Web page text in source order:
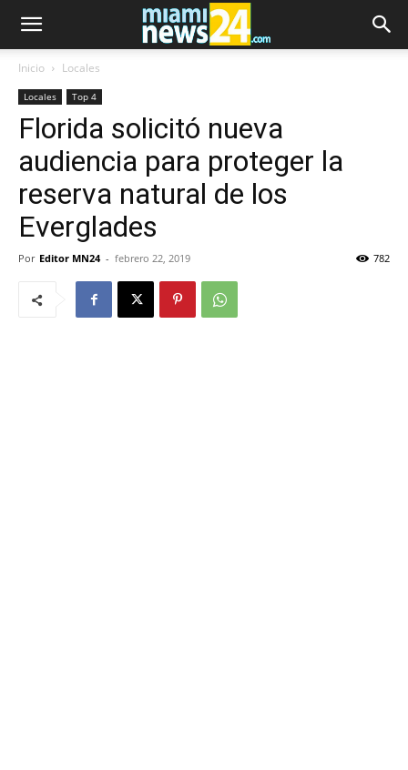
Inicio Locales
Locales Top 4
Florida solicitó nueva
audiencia para proteger la
reserva natural de los
Everglades
Por Editor MN24 - febrero 22, 2019 782